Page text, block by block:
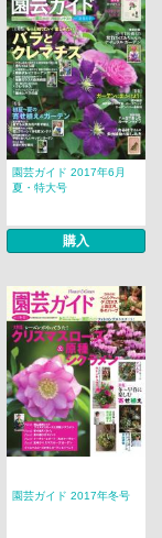
園芸ガイド 2017年6月
夏・特大号
購入
園芸ガイド 2017年冬号